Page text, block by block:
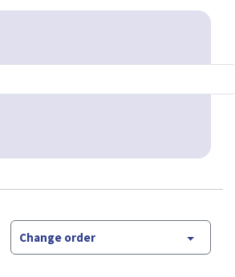
Change order